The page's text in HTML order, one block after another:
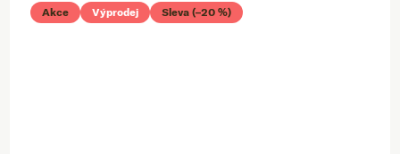
Akce Výprodej Sleva (–20 %)